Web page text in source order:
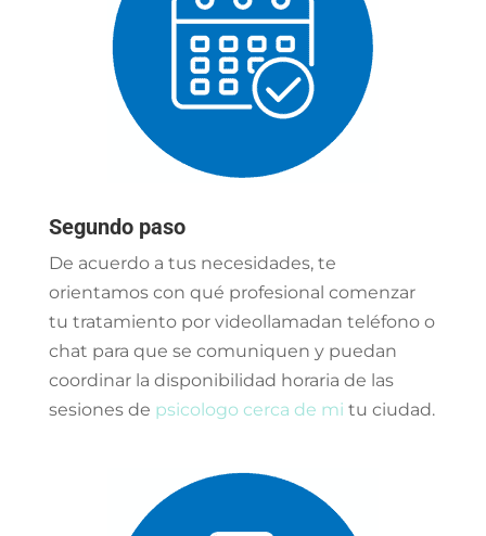
Segundo paso
De acuerdo a tus necesidades, te
orientamos con qué profesional comenzar
tu tratamiento por videollamadan teléfono o
chat para que se comuniquen y puedan
coordinar la disponibilidad horaria de las
sesiones de psicologo cerca de mi tu ciudad.